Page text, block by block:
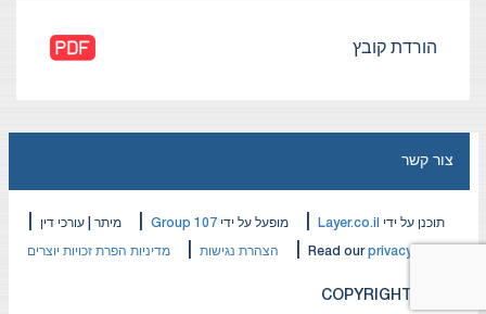
הורדת קובץ
COPYRIGHT © 2026
תוכנן על ידי Layer.co.il מופעל על ידי Group 107 מיתר | עורכי דין
Read ourprivacy policy הצהרת נגישות מדיניות הפרת זכויות יוצרים
צור קשר